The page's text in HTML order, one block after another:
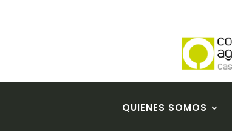
QUIENES SOMOS